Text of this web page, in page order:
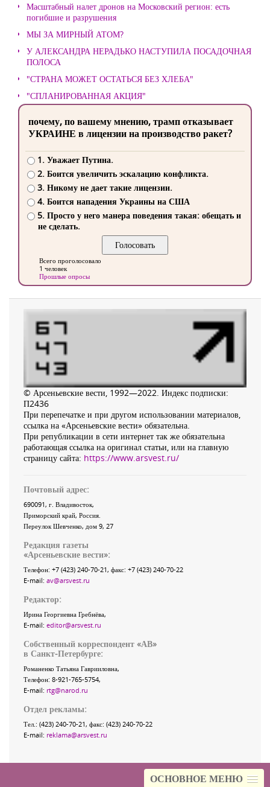
ОСНОВНОЕ МЕНЮ
Масштабный налет дронов на Московский регион: есть
погибшие и разрушения
МЫ ЗА МИРНЫЙ АТОМ?
У АЛЕКСАНДРА НЕРАДЬКО НАСТУПИЛА ПОСАДОЧНАЯ
ПОЛОСА
"СТРАНА МОЖЕТ ОСТАТЬСЯ БЕЗ ХЛЕБА"
"СПЛАНИРОВАННАЯ АКЦИЯ"
почему, по вашему мнению, трамп отказывает
УКРАИНЕ в лицензии на производство ракет?
1. Уважает Путина.
2. Боится увеличить эскалацию конфликта.
3. Никому не дает такие лицензии.
4. Боится нападения Украины на США
5. Просто у него манера поведения такая: обещать и
не сделать.
Всего проголосовало
1 человек
Прошлые опросы
© Арсеньевские вести, 1992—2022. Индекс подписки:
П2436
При перепечатке и при другом использовании материалов,
ссылка на «Арсеньевские вести» обязательна.
При републикации в сети интернет так же обязательна
работающая ссылка на оригинал статьи, или на главную
страницу сайта: https://www.arsvest.ru/
Почтовый адрес:
690091, г. Владивосток,
Приморский край, Россия
Переулок Шевченко, дом 9, 27
Редакция газеты
«Арсеньевские вести»:
Телефон: +7 (423) 240-70-21, факс: +7 (423) 240-70-22
E-mail: av@arsvest.ru
Редактор:
Ирина Георгиевна Гребнёва,
E-mail: editor@arsvest.ru
Собственный корреспондент «АВ»
в Санкт-Петербурге:
Романенко Татьяна Гаврииловна,
Телефон: 8-921-765-5754,
E-mail: rtg@narod.ru
Отдел рекламы:
Тел.: (423) 240-70-21, факс: (423) 240-70-22
E-mail: reklama@arsvest.ru